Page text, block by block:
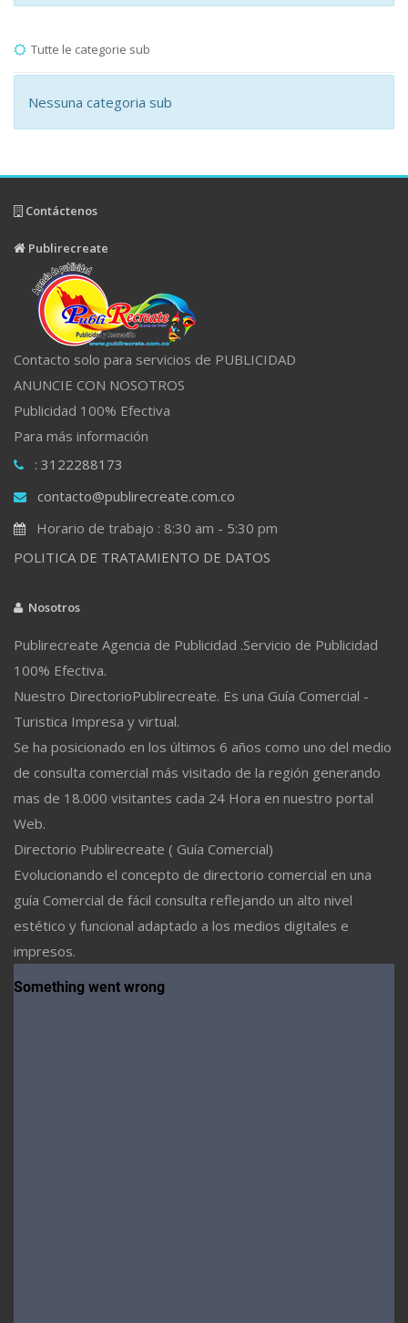
Tutte le categorie sub
Nessuna categoria sub
Contáctenos
Publirecreate
Contacto solo para servicios de PUBLICIDAD
ANUNCIE CON NOSOTROS
Publicidad 100% Efectiva
Para más información
: 3122288173
contacto@publirecreate.com.co
Horario de trabajo : 8:30 am - 5:30 pm
POLITICA DE TRATAMIENTO DE DATOS
Nosotros
Publirecreate Agencia de Publicidad .Servicio de Publicidad
100% Efectiva.
Nuestro DirectorioPublirecreate. Es una Guía Comercial -
Turistica Impresa y virtual.
Se ha posicionado en los últimos 6 años como uno del medio
de consulta comercial más visitado de la región generando
mas de 18.000 visitantes cada 24 Hora en nuestro portal
Web.
Directorio Publirecreate ( Guía Comercial)
Evolucionando el concepto de directorio comercial en una
guía Comercial de fácil consulta reflejando un alto nivel
estético y funcional adaptado a los medios digitales e
impresos.